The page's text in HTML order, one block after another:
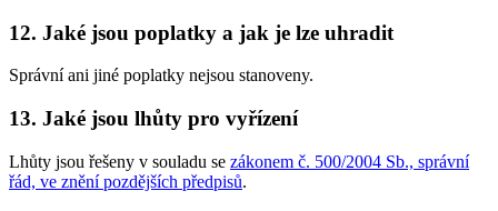
12. Jaké jsou poplatky a jak je lze uhradit
Správní ani jiné poplatky nejsou stanoveny.
13. Jaké jsou lhůty pro vyřízení
Lhůty jsou řešeny v souladu se zákonem č. 500/2004 Sb., správní
řád, ve znění pozdějších předpisů.